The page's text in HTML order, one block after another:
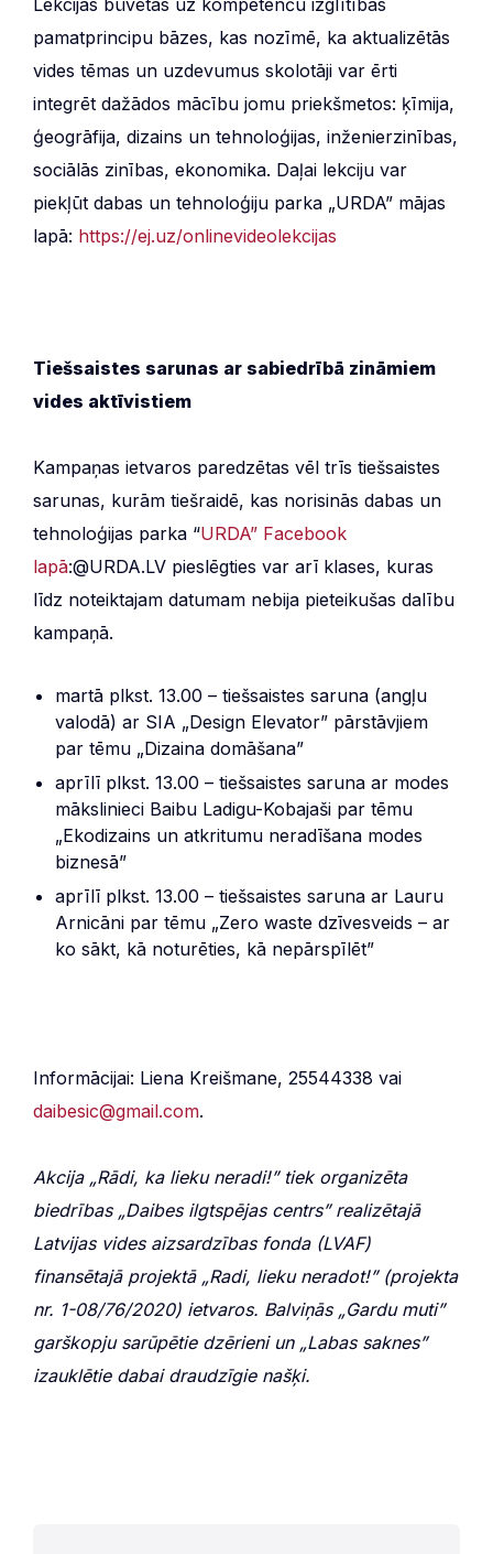
pamatprincipu bāzes, kas nozīmē, ka aktualizētās
vides tēmas un uzdevumus skolotāji var ērti
integrēt dažādos mācību jomu priekšmetos: ķīmija,
ģeogrāfija, dizains un tehnoloģijas, inženierzinības,
sociālās zinības, ekonomika. Daļai lekciju var
piekļūt dabas un tehnoloģiju parka „URDA” mājas
lapā: https://ej.uz/onlinevideolekcijas
Tiešsaistes sarunas ar sabiedrībā zināmiem
vides aktīvistiem
Kampaņas ietvaros paredzētas vēl trīs tiešsaistes
sarunas, kurām tiešraidē, kas norisinās dabas un
tehnoloģijas parka “URDA” Facebook
lapā:@URDA.LV pieslēgties var arī klases, kuras
līdz noteiktajam datumam nebija pieteikušas dalību
kampaņā.
martā plkst. 13.00 – tiešsaistes saruna (angļu
valodā) ar SIA „Design Elevator” pārstāvjiem
par tēmu „Dizaina domāšana”
aprīlī plkst. 13.00 – tiešsaistes saruna ar modes
mākslinieci Baibu Ladigu-Kobajaši par tēmu
„Ekodizains un atkritumu neradīšana modes
biznesā”
aprīlī plkst. 13.00 – tiešsaistes saruna ar Lauru
Arnicāni par tēmu „Zero waste dzīvesveids – ar
ko sākt, kā noturēties, kā nepārspīlēt”
Informācijai: Liena Kreišmane, 25544338 vai
daibesic@gmail.com.
Akcija „Rādi, ka lieku neradi!” tiek organizēta
biedrības „Daibes ilgtspējas centrs” realizētajā
Latvijas vides aizsardzības fonda (LVAF)
finansētajā projektā „Radi, lieku neradot!” (projekta
nr. 1-08/76/2020) ietvaros. Balviņās „Gardu muti”
garškopju sarūpētie dzērieni un „Labas saknes”
izauklētie dabai draudzīgie našķi.